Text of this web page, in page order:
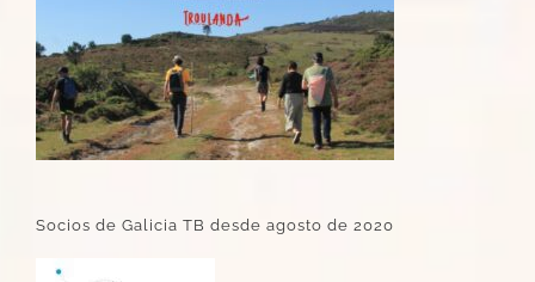
Socios de Galicia TB desde agosto de 2020